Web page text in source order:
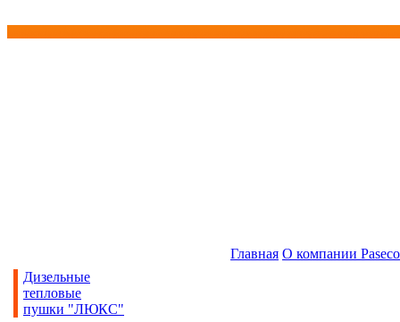
Главная О компании Paseco
Дизельные
тепловые
пушки "ЛЮКС"